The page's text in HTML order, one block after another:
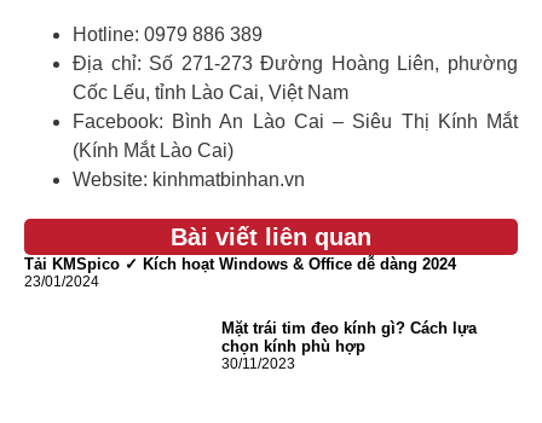
Hotline: 0979 886 389
Địa chỉ: Số 271-273 Đường Hoàng Liên, phường
Cốc Lếu, tỉnh Lào Cai, Việt Nam
Facebook: Bình An Lào Cai – Siêu Thị Kính Mắt
(Kính Mắt Lào Cai)
Website: kinhmatbinhan.vn
Bài viết liên quan
Tải KMSpico ✓ Kích hoạt Windows & Office dễ dàng 2024
23/01/2024
Mặt trái tim đeo kính gì? Cách lựa
chọn kính phù hợp
30/11/2023